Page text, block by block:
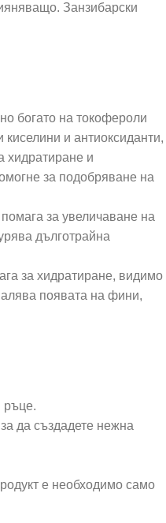
Занзибарски
богато на токофероли
и антиоксиданти,
хидратиране и
за подобряване на
за увеличаване на
дълготрайна
за хидратиране, видимо
появата на фини,
ръце.
да създадете нежна
е необходимо само